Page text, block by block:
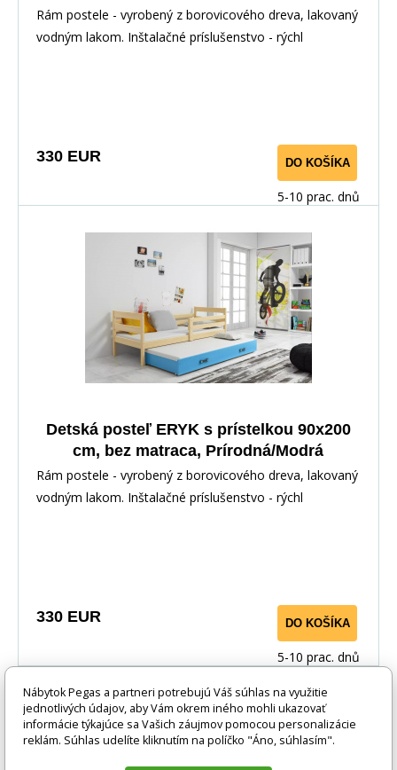
Rám postele - vyrobený z borovicového dreva, lakovaný
vodným lakom. Inštalačné príslušenstvo - rýchl
330 EUR DO KOŠÍKA
5-10 prac. dnů
Detská posteľ ERYK s prístelkou 90x200
cm, bez matraca, Prírodná/Modrá
Rám postele - vyrobený z borovicového dreva, lakovaný
vodným lakom. Inštalačné príslušenstvo - rýchl
330 EUR DO KOŠÍKA
5-10 prac. dnů
Nábytok Pegas a partneri potrebujú Váš súhlas na využitie
jednotlivých údajov, aby Vám okrem iného mohli ukazovať
informácie týkajúce sa Vašich záujmov pomocou personalizácie
reklám. Súhlas udelíte kliknutím na políčko "Áno, súhlasím".